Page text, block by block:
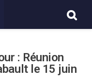
: Réunion
le 15 juin